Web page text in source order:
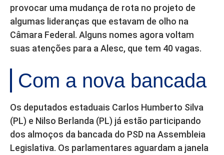
provocar uma mudança de rota no projeto de
algumas lideranças que estavam de olho na
Câmara Federal. Alguns nomes agora voltam
suas atenções para a Alesc, que tem 40 vagas.
Com a nova bancada
Os deputados estaduais Carlos Humberto Silva
(PL) e Nilso Berlanda (PL) já estão participando
dos almoços da bancada do PSD na Assembleia
Legislativa. Os parlamentares aguardam a janela